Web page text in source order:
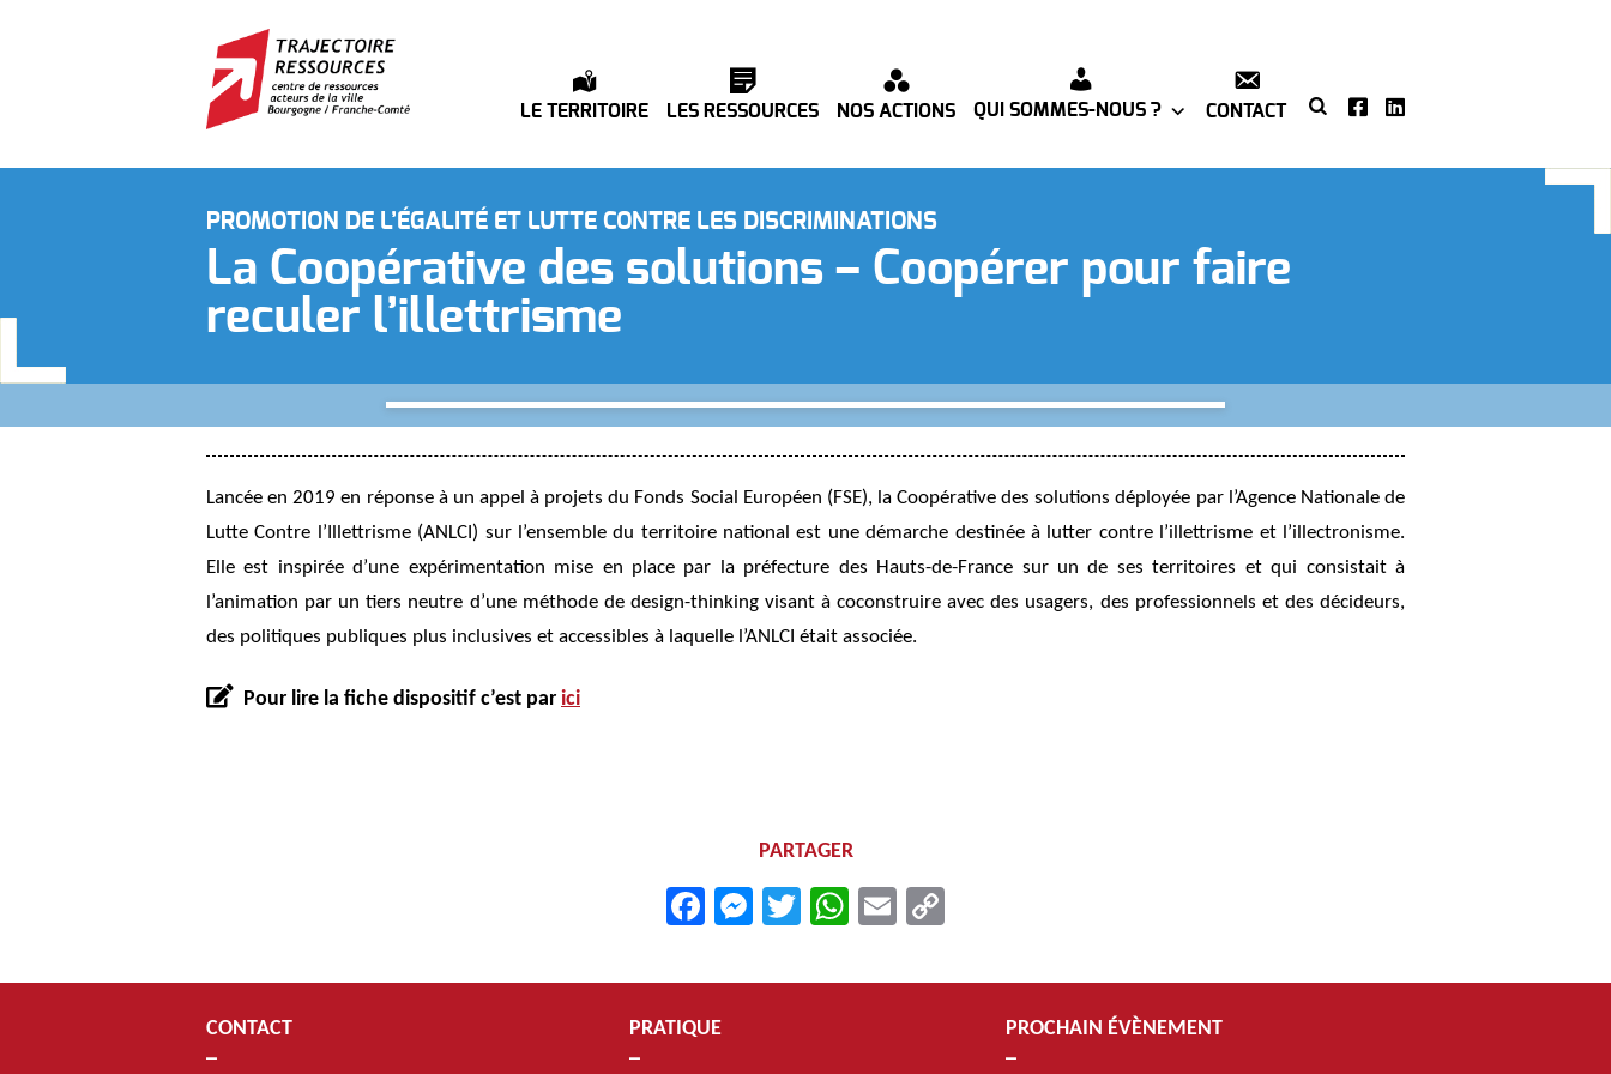
LE TERRITOIRE LES RESSOURCES NOS ACTIONS QUI SOMMES-NOUS ? CONTACT
PROMOTION DE L’ÉGALITÉ ET LUTTE CONTRE LES DISCRIMINATIONS
La Coopérative des solutions – Coopérer pour faire
reculer l’illettrisme
Lancée en 2019 en réponse à un appel à projets du Fonds Social Européen (FSE), la Coopérative des solutions déployée par l’Agence Nationale de
Lutte Contre l’Illettrisme (ANLCI) sur l’ensemble du territoire national est une démarche destinée à lutter contre l’illettrisme et l’illectronisme.
Elle est inspirée d’une expérimentation mise en place par la préfecture des Hauts-de-France sur un de ses territoires et qui consistait à
l’animation par un tiers neutre d’une méthode de design-thinking visant à coconstruire avec des usagers, des professionnels et des décideurs,
des politiques publiques plus inclusives et accessibles à laquelle l’ANLCI était associée.
Pour lire la fiche dispositif c’est par ici
PARTAGER
Facebook
Messenger
TwitterWhatsApp
Email
CONTACT PRATIQUE PROCHAIN ÉVÈNEMENT